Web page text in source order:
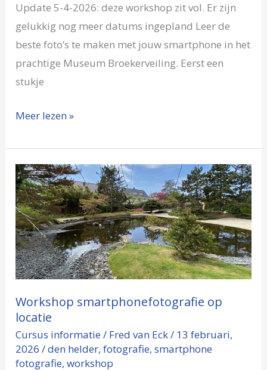
Update 5-4-2026: deze workshop zit vol. Er zijn
gelukkig nog meer datums ingepland Leer de
beste foto’s te maken met jouw smartphone in het
prachtige Museum Broekerveiling. Eerst een
stukje
Meer lezen »
Workshop smartphonefotografie op
locatie
Cursus informatie/ Fred van Eck/ 13 februari,
2026/den helder,fotografie,smartphone
fotografie,workshop
Workshop
smartphonefotografie
op
locatie